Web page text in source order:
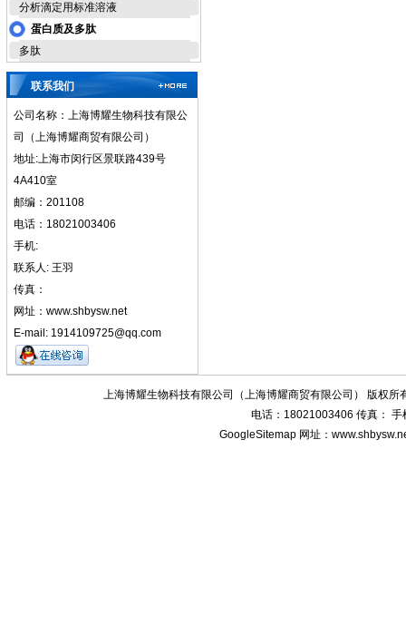
分析滴定用标准溶液
蛋白质及多肽
多肽
联系我们
公司名称：上海博耀生物科技有限公
司（上海博耀商贸有限公司）
地址:上海市闵行区景联路439号
4A410室
邮编：201108
电话：18021003406
手机:
联系人: 王羽
传真：
网址：www.shbysw.net
E-mail: 1914109725@qq.com
上海博耀生物科技有限公司（上海博耀商贸有限公司） 版权所
电话：18021003406 传真： 手
GoogleSitemap 网址：